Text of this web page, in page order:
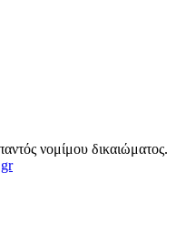
νομίμου δικαιώματος.